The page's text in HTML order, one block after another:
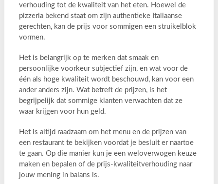
verhouding tot de kwaliteit van het eten. Hoewel de
pizzeria bekend staat om zijn authentieke Italiaanse
gerechten, kan de prijs voor sommigen een struikelblok
vormen.
Het is belangrijk op te merken dat smaak en
persoonlijke voorkeur subjectief zijn, en wat voor de
één als hoge kwaliteit wordt beschouwd, kan voor een
ander anders zijn. Wat betreft de prijzen, is het
begrijpelijk dat sommige klanten verwachten dat ze
waar krijgen voor hun geld.
Het is altijd raadzaam om het menu en de prijzen van
een restaurant te bekijken voordat je besluit er naartoe
te gaan. Op die manier kun je een weloverwogen keuze
maken en bepalen of de prijs-kwaliteitverhouding naar
jouw mening in balans is.